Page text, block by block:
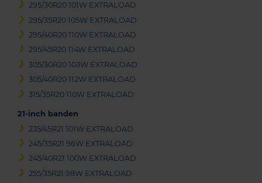
295/30R20 101W EXTRALOAD
295/35R20 105W EXTRALOAD
295/40R20 110W EXTRALOAD
295/45R20 114W EXTRALOAD
305/30R20 103W EXTRALOAD
305/40R20 112W EXTRALOAD
315/35R20 110W EXTRALOAD
21-inch banden
235/45R21 101W EXTRALOAD
245/35R21 96W EXTRALOAD
245/40R21 100W EXTRALOAD
255/35R21 98W EXTRALOAD